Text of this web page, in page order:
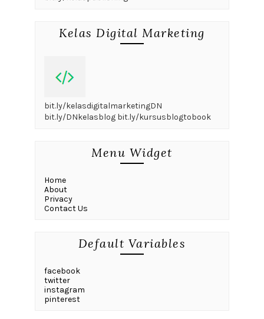
Kelas Digital Marketing
bit.ly/kelasdigitalmarketingDN
bit.ly/DNkelasblog bit.ly/kursusblogtobook
Menu Widget
Home
About
Privacy
Contact Us
Default Variables
facebook
twitter
instagram
pinterest